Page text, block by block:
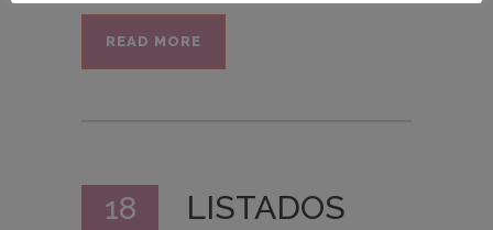
READ MORE
18
LISTADOS